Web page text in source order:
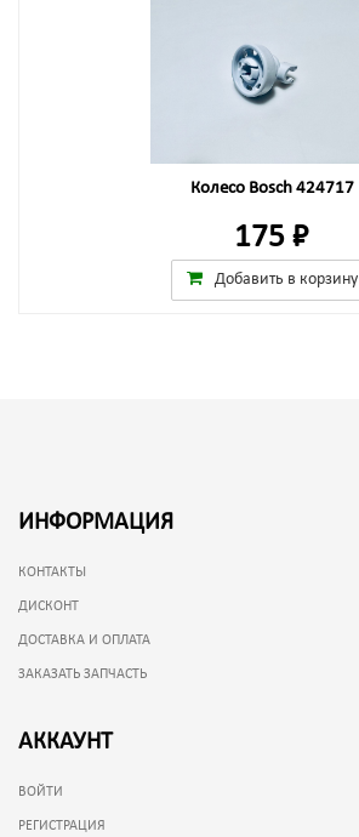
Колесо Bosch 424717
175 ₽
Добавить в корзину
ИНФОРМАЦИЯ
КОНТАКТЫ
ДИСКОНТ
ДОСТАВКА И ОПЛАТА
ЗАКАЗАТЬ ЗАПЧАСТЬ
АККАУНТ
ВОЙТИ
РЕГИСТРАЦИЯ